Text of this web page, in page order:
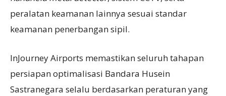
peralatan keamanan lainnya sesuai standar
keamanan penerbangan sipil.
InJourney Airports memastikan seluruh tahapan
persiapan optimalisasi Bandara Husein
Sastranegara selalu berdasarkan peraturan yang